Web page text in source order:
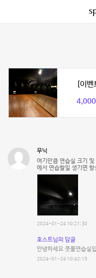
[이벤
4,000
무닉
여기만큼 연습실 크기
에서 연습할일 생기면
2024-01-24 10:21:30
호스트님의 답글
안녕하세요 콧물연습실
2024-01-24 10:42:15